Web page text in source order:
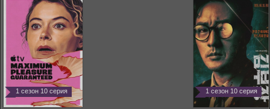
1 сезон 10 серия 1 сезон 10 серия